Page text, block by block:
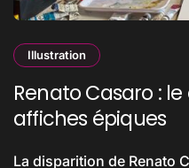
Illustration
Renato Casaro :
affiches épiques
La disparition de Renato Casaro marque la fin d’une